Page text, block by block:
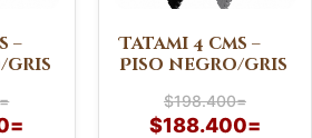
–
gris
=
=
Tatami 4 cms –
Piso negro/gris
$198.400=
$188.400=